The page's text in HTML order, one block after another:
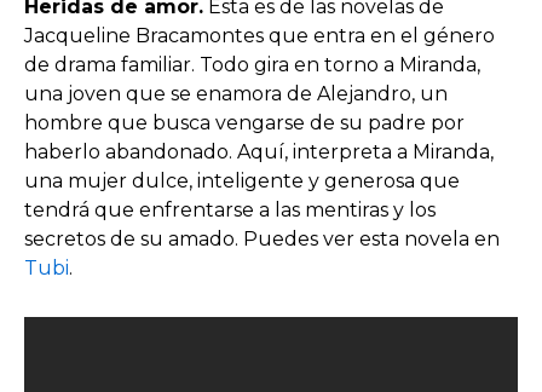
Heridas de amor. Esta es de las novelas de
Jacqueline Bracamontes que entra en el género
de drama familiar. Todo gira en torno a Miranda,
una joven que se enamora de Alejandro, un
hombre que busca vengarse de su padre por
haberlo abandonado. Aquí, interpreta a Miranda,
una mujer dulce, inteligente y generosa que
tendrá que enfrentarse a las mentiras y los
secretos de su amado. Puedes ver esta novela en
Tubi.